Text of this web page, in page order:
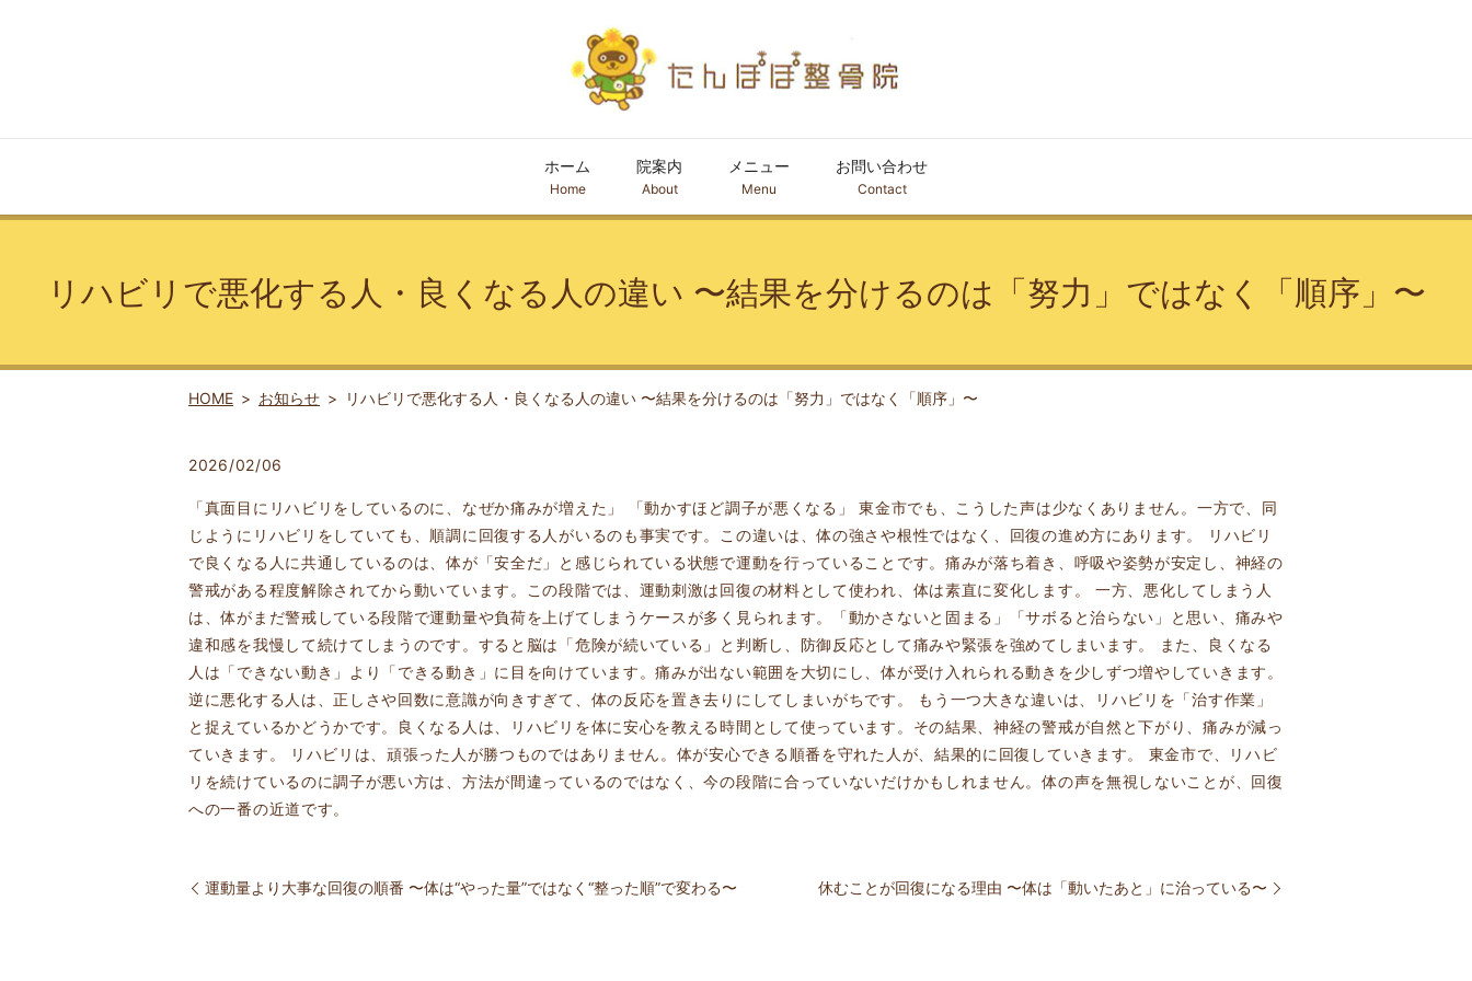
ホーム
Home
院案内
About
メニュー
Menu
お問い合わせ
Contact
リハビリで悪化する人・良くなる人の違い 〜結果を分けるのは「努力」ではなく「順序」〜
HOME お知らせ リハビリで悪化する人・良くなる人の違い 〜結果を分けるのは「努力」ではなく「順序」〜
2026/02/06
「真面目にリハビリをしているのに、なぜか痛みが増えた」 「動かすほど調子が悪くなる」 東金市でも、こうした声は少なくありません。一方で、同
じようにリハビリをしていても、順調に回復する人がいるのも事実です。この違いは、体の強さや根性ではなく、回復の進め方にあります。 リハビリ
で良くなる人に共通しているのは、体が「安全だ」と感じられている状態で運動を行っていることです。痛みが落ち着き、呼吸や姿勢が安定し、神経の
警戒がある程度解除されてから動いています。この段階では、運動刺激は回復の材料として使われ、体は素直に変化します。 一方、悪化してしまう人
は、体がまだ警戒している段階で運動量や負荷を上げてしまうケースが多く見られます。「動かさないと固まる」「サボると治らない」と思い、痛みや
違和感を我慢して続けてしまうのです。すると脳は「危険が続いている」と判断し、防御反応として痛みや緊張を強めてしまいます。 また、良くなる
人は「できない動き」より「できる動き」に目を向けています。痛みが出ない範囲を大切にし、体が受け入れられる動きを少しずつ増やしていきます。
逆に悪化する人は、正しさや回数に意識が向きすぎて、体の反応を置き去りにしてしまいがちです。 もう一つ大きな違いは、リハビリを「治す作業」
と捉えているかどうかです。良くなる人は、リハビリを体に安心を教える時間として使っています。その結果、神経の警戒が自然と下がり、痛みが減っ
ていきます。 リハビリは、頑張った人が勝つものではありません。体が安心できる順番を守れた人が、結果的に回復していきます。 東金市で、リハビ
リを続けているのに調子が悪い方は、方法が間違っているのではなく、今の段階に合っていないだけかもしれません。体の声を無視しないことが、回復
への一番の近道です。
運動量より大事な回復の順番 〜体は“やった量”ではなく“整った順”で変わる〜 休むことが回復になる理由 〜体は「動いたあと」に治っている〜